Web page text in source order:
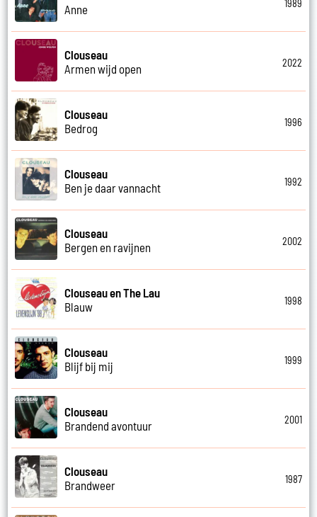
Anne
1989
Clouseau
Armen wijd open
2022
Clouseau
Bedrog
1996
Clouseau
Ben je daar vannacht
1992
Clouseau
Bergen en ravijnen
2002
Clouseau en The Lau
Blauw
1998
Clouseau
Blijf bij mij
1999
Clouseau
Brandend avontuur
2001
Clouseau
Brandweer
1987